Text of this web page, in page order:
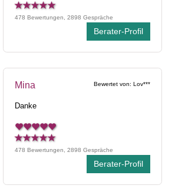
478 Bewertungen, 2898 Gespräche
Berater-Profil
Bewertet von: Lov***
Mina
Danke
478 Bewertungen, 2898 Gespräche
Berater-Profil